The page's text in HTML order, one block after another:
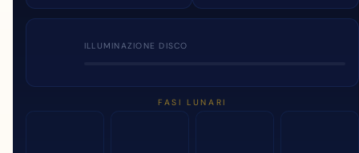
ILLUMINAZIONE DISCO
FASI LUNARI